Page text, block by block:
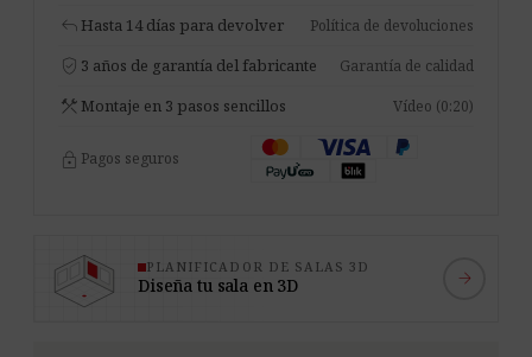
reply Hasta 14 días para devolver Política de devoluciones
verified_user 3 años de garantía del fabricante Garantía de calidad
construction Montaje en 3 pasos sencillos Vídeo (0:20)
lock Pagos seguros
PLANIFICADOR DE SALAS 3D
Diseña tu sala en 3D arrow_forward